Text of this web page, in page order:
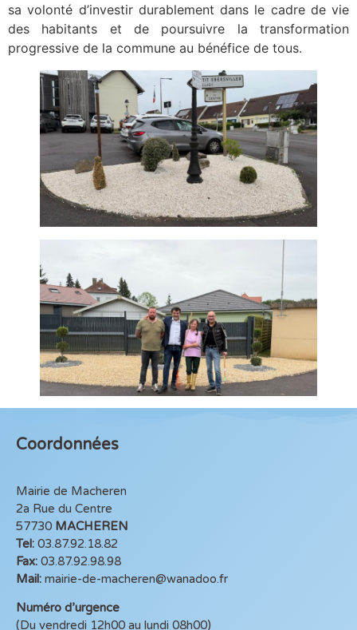
sa volonté d’investir durablement dans le cadre de vie
des habitants et de poursuivre la transformation
progressive de la commune au bénéfice de tous.
Coordonnées
Mairie de Macheren
2a Rue du Centre
57730 MACHEREN
Tel: 03.87.92.18.82
Fax: 03.87.92.98.98
Mail: mairie-de-macheren@wanadoo.fr
Numéro d’urgence
(Du vendredi 12h00 au lundi 08h00)